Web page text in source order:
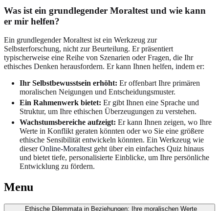
Was ist ein grundlegender Moraltest und wie kann
er mir helfen?
Ein grundlegender Moraltest ist ein Werkzeug zur
Selbsterforschung, nicht zur Beurteilung. Er präsentiert
typischerweise eine Reihe von Szenarien oder Fragen, die Ihr
ethisches Denken herausfordern. Er kann Ihnen helfen, indem er:
Ihr Selbstbewusstsein erhöht: Er offenbart Ihre primären
moralischen Neigungen und Entscheidungsmuster.
Ein Rahmenwerk bietet: Er gibt Ihnen eine Sprache und
Struktur, um Ihre ethischen Überzeugungen zu verstehen.
Wachstumsbereiche aufzeigt: Er kann Ihnen zeigen, wo Ihre
Werte in Konflikt geraten könnten oder wo Sie eine größere
ethische Sensibilität entwickeln könnten. Ein Werkzeug wie
dieserOnline-Moraltest geht über ein einfaches Quiz hinaus
und bietet tiefe, personalisierte Einblicke, um Ihre persönliche
Entwicklung zu fördern.
Menu
Ethische Dilemmata in Beziehungen: Ihre moralischen Werte